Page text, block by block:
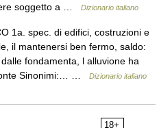
soggetto a …
Dizionario italiano
1a. spec. di edifici, costruzioni e
il mantenersi ben fermo, saldo:
fondamenta, l alluvione ha
Sinonimi:… …
Dizionario italiano
18+